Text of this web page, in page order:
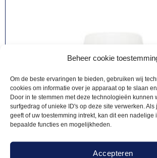
Beheer cookie
Om de beste ervaringen te bieden, gebruiken wij
cookies om informatie over je apparaat op te slaan
Door in te stemmen met deze technologieën kunnen
surfgedrag of unieke ID's op deze site verwerken. Als
geeft of uw toestemming intrekt, kan dit een nadelige
bepaalde functies en mogelijkheden.
Accepteren